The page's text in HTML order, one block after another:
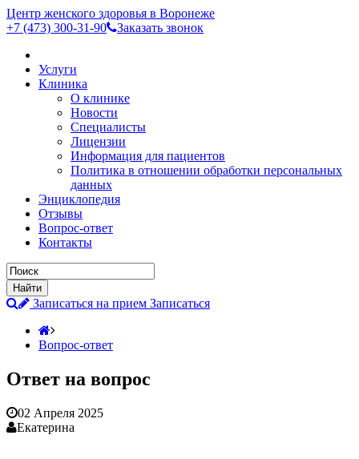
Центр женского здоровья в Воронеже
+7 (473) 300-31-90 Заказать звонок
Услуги
Клиника
О клинике
Новости
Специалисты
Лицензии
Информация для пациентов
Политика в отношении обработки персональных
данных
Энциклопедия
Отзывы
Вопрос-ответ
Контакты
Записаться на прием Записаться
Вопрос-ответ
Ответ на вопрос
02 Апреля 2025
Екатерина